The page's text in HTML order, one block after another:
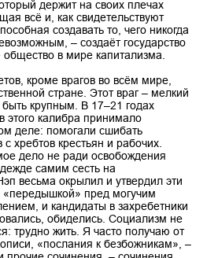
держит на своих плечах
всё и, как свидетельствуют
создавать то, чего никогда
– создаёт государство
в мире капитализма.
кроме врагов во всём мире,
стране. Этот враг – мелкий
быть крупным. В 17–21 годах
этого калибра принимало
деле: помогали сшибать
хребтов крестьян и рабочих.
дело не ради освобождения
самим сесть на
весьма окрылил и утвердил эти
пред могучим
и кандидаты в захребетники
обиделись. Социализм не
трудно жить. Я часто получаю от
«послания к безбожникам», –